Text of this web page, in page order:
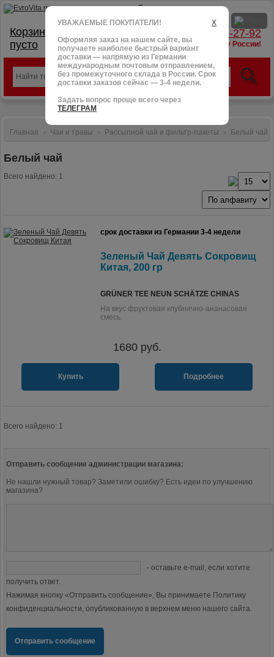
тел.: +7 (966) 095-27-92
доставим в любую точку России!
Корзина:
пусто
X
УВАЖАЕМЫЕ ПОКУПАТЕЛИ!
Оформляя заказ на нашем сайте, вы
получаете наиболее быстрый вариант
доставки — напрямую из Германии
международным почтовым отправлением,
без промежуточного склада в России. Срок
доставки заказов сейчас — 3-4 недели.
Задать вопрос проще всего через
ТЕЛЕГРАМ
Главная > Чаи и травы > Рассыпной чай и фильтр-пакеты > Белый чай
Белый чай
Всего найдено: 1
срок доставки из Германии 3-4 недели
Зеленый Чай Девять Сокровищ
Китая, 200 гр
GRÜNER TEE NEUN SCHÄTZE CHINAS
На вкус фруктовая клубнично-ананасовая
смесь.
1680руб.
Купить Подробнее
Всего найдено: 1
Отправить сообщение администрации магазина:
Не нашли нужный товар? Заметили ошибку? Есть идеи по улучшению
магазина?
- оставьте e-mail, если хотите
получить ответ.
Нажимая кнопку «Отправить сообщение», Вы принимаете Политику
конфиденциальности, опубликованную в верхнем меню нашего сайта.
Отправить сообщение